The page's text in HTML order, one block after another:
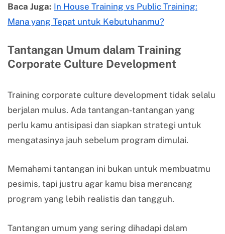
Baca Juga: In House Training vs Public Training:
Mana yang Tepat untuk Kebutuhanmu?
Tantangan Umum dalam Training
Corporate Culture Development
Training corporate culture development tidak selalu
berjalan mulus. Ada tantangan-tantangan yang
perlu kamu antisipasi dan siapkan strategi untuk
mengatasinya jauh sebelum program dimulai.
Memahami tantangan ini bukan untuk membuatmu
pesimis, tapi justru agar kamu bisa merancang
program yang lebih realistis dan tangguh.
Tantangan umum yang sering dihadapi dalam